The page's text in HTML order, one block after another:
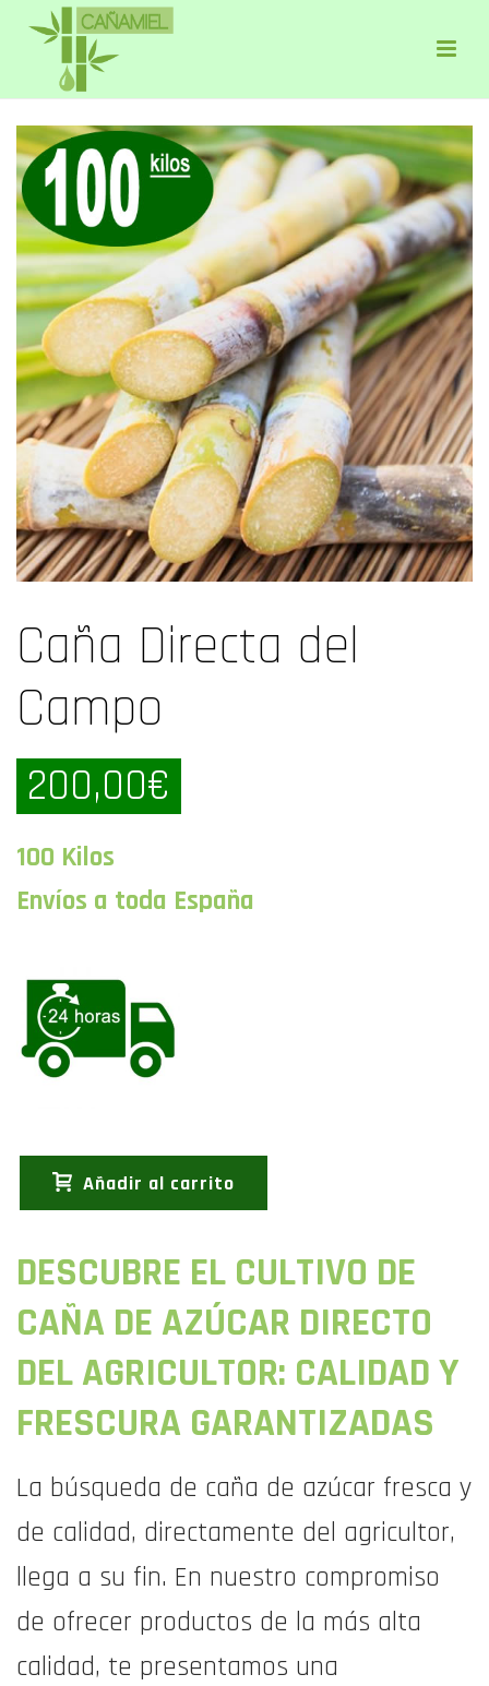
Caña Directa del
Campo
200,00€
100 Kilos
Envíos a toda España
Añadir al carrito
DESCUBRE EL CULTIVO DE
CAÑA DE AZÚCAR DIRECTO
DEL AGRICULTOR: CALIDAD Y
FRESCURA GARANTIZADAS
La búsqueda de caña de azúcar fresca y
de calidad, directamente del agricultor,
llega a su fin. En nuestro compromiso
de ofrecer productos de la más alta
calidad, te presentamos una